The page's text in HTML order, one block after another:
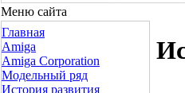
Меню сайта
Главная
Amiga
Amiga Corporation
Модельный ряд
История развития